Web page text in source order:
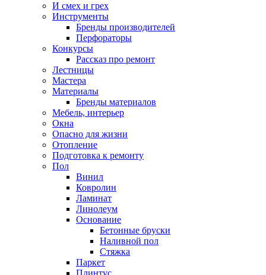
И смех и грех
Инструменты
Бренды производителей
Перфораторы
Конкурсы
Рассказ про ремонт
Лестницы
Мастера
Материалы
Бренды материалов
Мебель, интерьер
Окна
Опасно для жизни
Отопление
Подготовка к ремонту
Пол
Винил
Ковролин
Ламинат
Линолеум
Основание
Бетонные бруски
Наливной пол
Стяжка
Паркет
Плинтус